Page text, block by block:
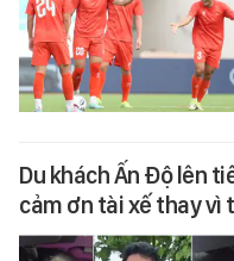
Du khách Ấn Độ lên
cảm ơn tài xế thay vì